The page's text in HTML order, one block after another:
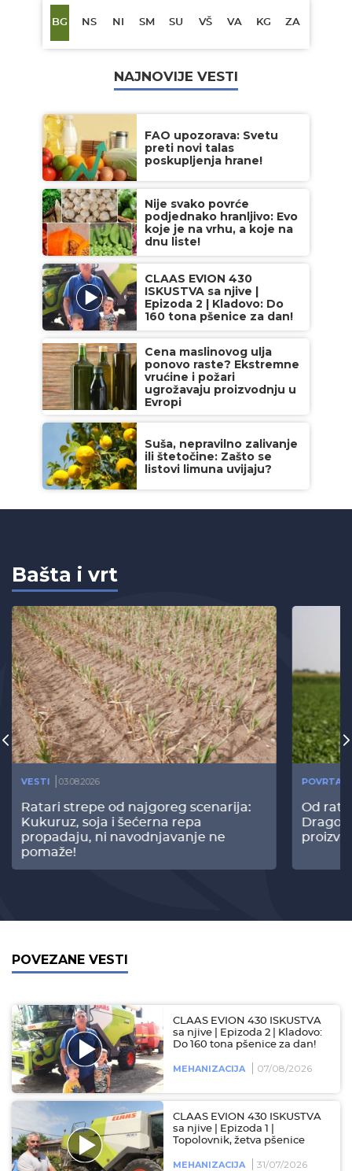
BG NS NI SM SU VŠ VA KG ZA
NAJNOVIJE VESTI
FAO upozorava: Svetu
preti novi talas
poskupljenja hrane!
Nije svako povrće
podjednako hranljivo: Evo
koje je na vrhu, a koje na
dnu liste!
CLAAS EVION 430
ISKUSTVA sa njive |
Epizoda 2 | Kladovo: Do
160 tona pšenice za dan!
Cena maslinovog ulja
ponovo raste? Ekstremne
vrućine i požari
ugrožavaju proizvodnju u
Evropi
Suša, nepravilno zalivanje
ili štetočine: Zašto se
listovi limuna uvijaju?
Bašta i vrt
VESTI 03.08.2026
Ratari strepe od najgoreg scenarija:
Kukuruz, soja i šećerna repa
propadaju, ni navodnjavanje ne
pomaže!
Od
POVEZANE VESTI
CLAAS EVION 430 ISKUSTVA
sa njive | Epizoda 2 | Kladovo:
Do 160 tona pšenice za dan!
MEHANIZACIJA 07/08/2026
CLAAS EVION 430 ISKUSTVA
sa njive | Epizoda 1 |
Topolovnik, žetva pšenice
MEHANIZACIJA 31/07/2026